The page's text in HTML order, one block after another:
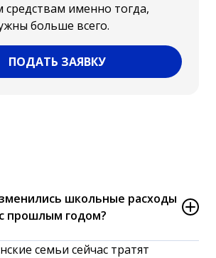
именно тогда,
больше всего.
ПОДАТЬ ЗАЯВКУ
школьные расходы
прошлым годом?
семьи сейчас тратят